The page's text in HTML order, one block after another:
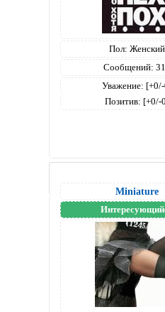
Пол: Женский
Сообщений:
Уважение:
Позитив: [+0/-
Miniature